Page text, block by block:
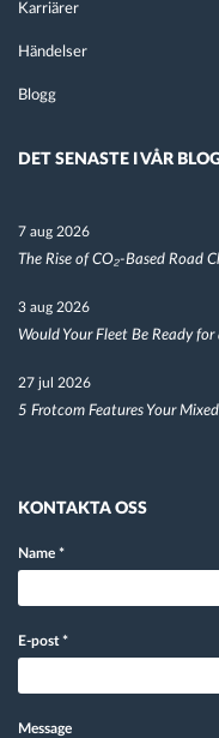
Karriärer
Händelser
Blogg
DET SENASTE I VÅR
7 aug 2026
The Rise of CO₂-Based Road
3 aug 2026
Would Your Fleet Be Ready
27 jul 2026
5 Frotcom Features Your
KONTAKTA OSS
Name *
E-post*
Message